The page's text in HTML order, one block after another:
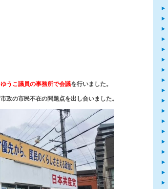
うこ議員の事務所で会議を行いました。
政の市民不在の問題点を出し合いました。